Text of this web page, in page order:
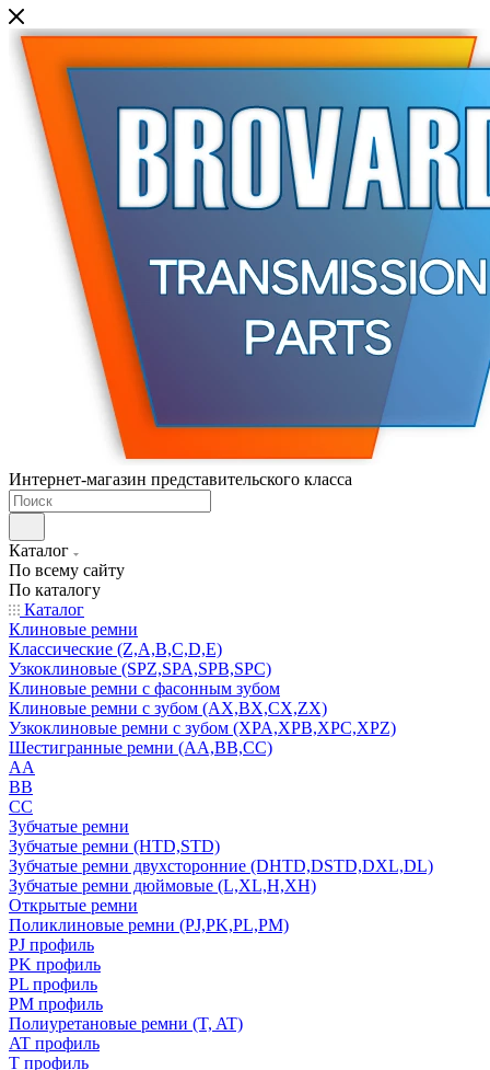
Интернет-магазин представительского класса
Каталог
По всему сайту
По каталогу
Каталог
Клиновые ремни
Классические (Z,A,B,C,D,E)
Узкоклиновые (SPZ,SPA,SPB,SPC)
Клиновые ремни с фасонным зубом
Клиновые ремни с зубом (AX,BX,CX,ZX)
Узкоклиновые ремни с зубом (XPA,XPB,XPC,XPZ)
Шестигранные ремни (AA,BB,CC)
AA
BB
CC
Зубчатые ремни
Зубчатые ремни (HTD,STD)
Зубчатые ремни двухсторонние (DHTD,DSTD,DXL,DL)
Зубчатые ремни дюймовые (L,XL,H,XH)
Открытые ремни
Поликлиновые ремни (PJ,PK,PL,PM)
PJ профиль
PK профиль
PL профиль
PM профиль
Полиуретановые ремни (T, AT)
AT профиль
T профиль